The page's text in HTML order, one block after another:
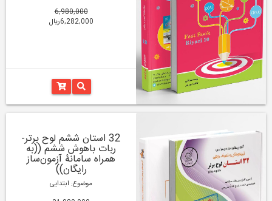
6,980,000
6,282,000ریال
32 استان ششم لوح برتر-
ربات باهوش ششم ((به
همراه سامانۀ آزمون‌ساز
رایگان))
موضوع: ابتدایی